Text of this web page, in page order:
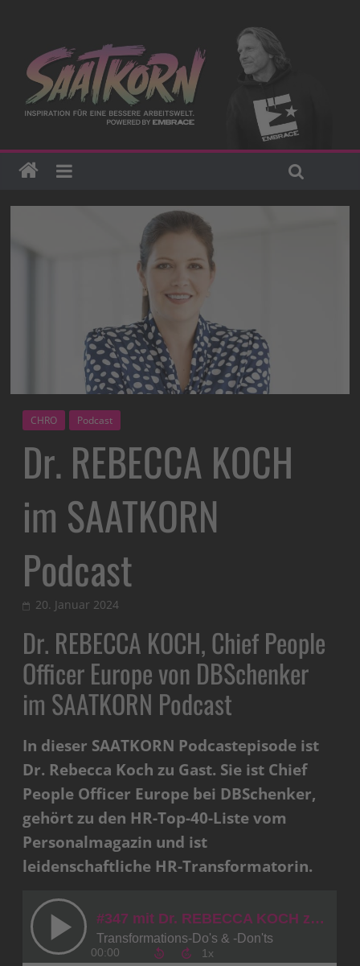
CHRO Podcast
Dr. REBECCA KOCH
im SAATKORN
Podcast
20. Januar 2024
Dr. REBECCA KOCH, Chief People
Officer Europe von DBSchenker
im SAATKORN Podcast
In dieser SAATKORN Podcastepisode ist
Dr. Rebecca Koch zu Gast. Sie ist Chief
People Officer Europe bei DBSchenker,
gehört zu den HR-Top-40-Liste vom
Personalmagazin und ist
leidenschaftliche HR-Transformatorin.